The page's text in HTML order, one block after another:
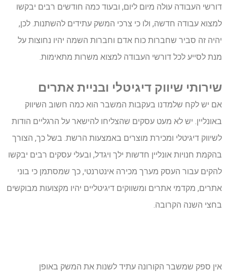
דורשי העבודה עולה מיום ליום, ובעוד כמה חודשים רבים יבקשו
למצוא עבודה חדשה, ולו כי צרכי המשק עתידים להשתנות. לכן,
יהיה זה סביר שחברות כוח אדם וחברות השמה יהיו נחוצות על
מנת לסייע לכל דורשי העבודה למצוא משרות מתאימות.
שירותי שיווק דיגיטלי ובניית אתרים
אם יש לקח שלמדנו בעקבות המשבר הוא כמה חשוב השיווק
באונליין. יש לא מעט עסקים שהצליחו להישאר על הרגליים הודות
לשיווק דיגיטלי ומכירת מוצרים באמצעות הרשת. בשל כך, הצורך
בהקמת חנויות אונליין חדשות ילך ויגדל, ובעלי עסקים רבים יבקשו
להקים עבור העסק מערך מכירה אינטרנטי, כך שמסתמן כי בוני
אתרים, מקדמי אתרים ומשווקים דיגיטליים יהיו מקצועות מבוקשים
בחצי השנה הקרובה.
אין ספק שמשבר הקורונה עתיד לשנות את המשק באופן